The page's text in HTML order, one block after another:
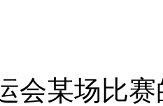
争
求
会某场比